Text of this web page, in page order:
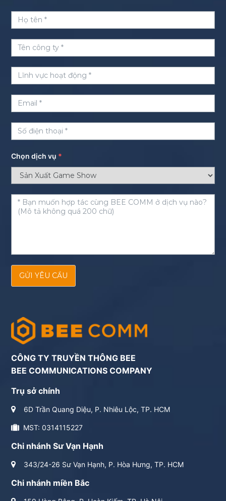
Chọn dịch vụ *
GỬI YÊU CẦU
CÔNG TY TRUYỀN THÔNG BEE
BEE COMMUNICATIONS COMPANY
Trụ sở chính
6D Trần Quang Diệu, P. Nhiêu Lộc, TP. HCM
MST: 0314115227
Chi nhánh Sư Vạn Hạnh
343/24-26 Sư Vạn Hạnh, P. Hòa Hưng, TP. HCM
Chi nhánh miền Bắc